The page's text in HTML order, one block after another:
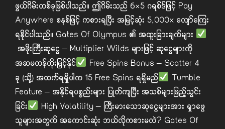
ဖွယ်ဂိမ်းတစ်ခုဖြစ်ပါသည်။ ဤဂိမ်းသည် 6×5 ဂရစ်ဒ်ဖြင့် Pay
Anywhere စနစ်ဖြင့် ကစားရပြီး အမြင့်ဆုံး 5,000x လျော်ကြေး
ရနိုင်ပါသည်။ Gates Of Olympus ၏ အထူးခြားချက်များ
အဖိုးကြီးဆုငွေ – Multiplier Wilds များဖြင့် ဆုငွေများကို
အဆမတန်တိုးမြှင့်နိုင်
Free Spins Bonus – Scatter 4
ခု (သို့) အထက်ရရှိပါက 15 Free Spins ရရှိမည်
Tumble
Feature – အနိုင်ရပစ္စည်းများ ပြုတ်ကျပြီး အသစ်များဖြည့်သွင်း
ခြင်း
High Volatility – ကြီးမားသောဆုငွေများအား ရှာဖွေ
သူများအတွက် အကောင်းဆုံး ဘယ်လိုကစားမလဲ? Gates Of